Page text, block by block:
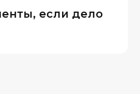
если дело